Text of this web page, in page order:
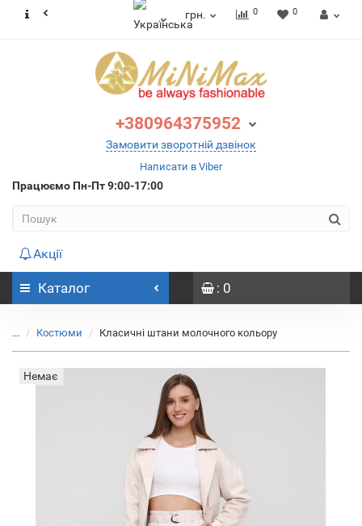
грн. 0 0
+380964375952
Замовити зворотній дзвінок
Написати в Viber
Працюємо Пн-Пт 9:00-17:00
Акції
Каталог : 0
... Костюми Класичні штани молочного кольору
Немає